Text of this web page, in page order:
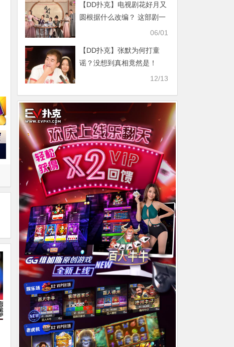
【DD扑克】电视剧花好月又
圆根据什么改编？ 这部剧一
06/01
【DD扑克】张默为何打童
谣？没想到真相竟然是！
12/13